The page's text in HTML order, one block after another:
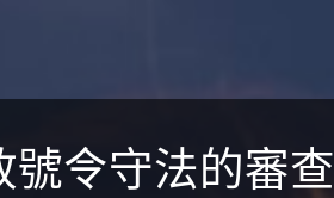
令守法的審查